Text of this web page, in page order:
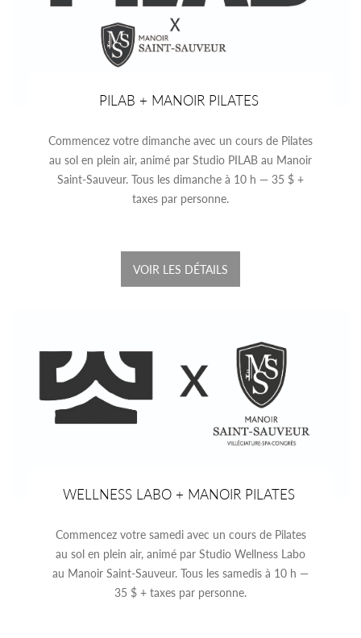
PILAB + MANOIR PILATES
Commencez votre dimanche avec un cours de Pilates
au sol en plein air, animé par Studio PILAB au Manoir
Saint-Sauveur. Tous les dimanche à 10 h — 35 $ +
taxes par personne.
VOIR LES DÉTAILS
WELLNESS LABO + MANOIR PILATES
Commencez votre samedi avec un cours de Pilates
au sol en plein air, animé par Studio Wellness Labo
au Manoir Saint-Sauveur. Tous les samedis à 10 h —
35 $ + taxes par personne.